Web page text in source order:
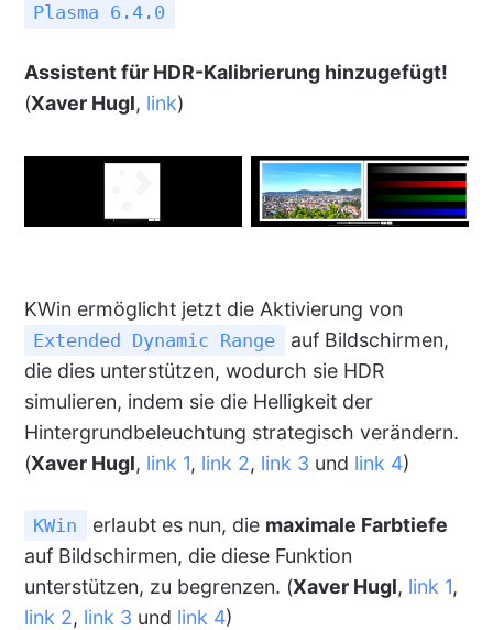
Plasma 6.4.0
Assistent für HDR-Kalibrierung hinzugefügt!
(Xaver Hugl, link)
KWin ermöglicht jetzt die Aktivierung von
Extended Dynamic Range
auf Bildschirmen,
die dies unterstützen, wodurch sie HDR
simulieren, indem sie die Helligkeit der
Hintergrundbeleuchtung strategisch verändern.
(Xaver Hugl, link 1, link 2, link 3 und link 4)
KWin erlaubt es nun, die maximale Farbtiefe
auf Bildschirmen, die diese Funktion
unterstützen, zu begrenzen. (Xaver Hugl, link 1,
link 2, link 3 und link 4)